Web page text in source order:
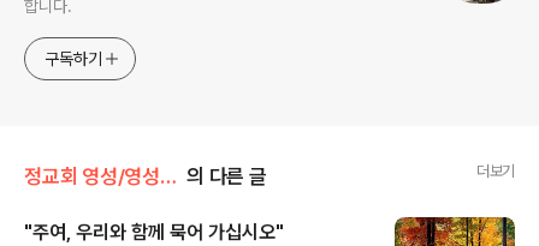
합니다.
구독하기
정교회 영성/영성의 샘터 의 다른 글 더보기
"주여, 우리와 함께 묵어 가십시오"